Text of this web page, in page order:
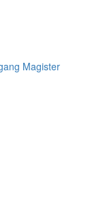
Magister